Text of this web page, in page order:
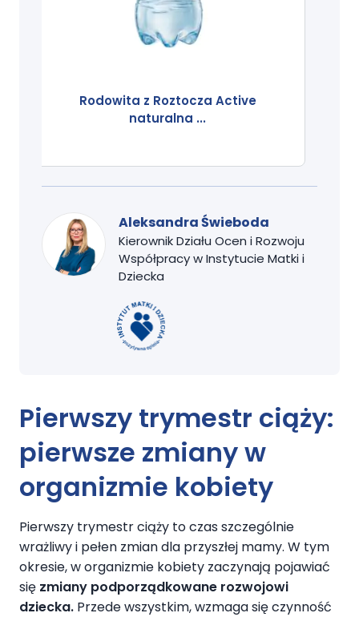
Rodowita z Roztocza Active
naturalna ...
Aleksandra Świeboda
Kierownik Działu Ocen i Rozwoju
Współpracy w Instytucie Matki i
Dziecka
Pierwszy trymestr ciąży:
pierwsze zmiany w
organizmie kobiety
Pierwszy trymestr ciąży to czas szczególnie
wrażliwy i pełen zmian dla przyszłej mamy. W tym
okresie, w organizmie kobiety zaczynają pojawiać
się zmiany podporządkowane rozwojowi
dziecka. Przede wszystkim, wzmaga się czynność